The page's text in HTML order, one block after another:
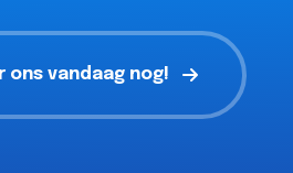
vandaag nog!